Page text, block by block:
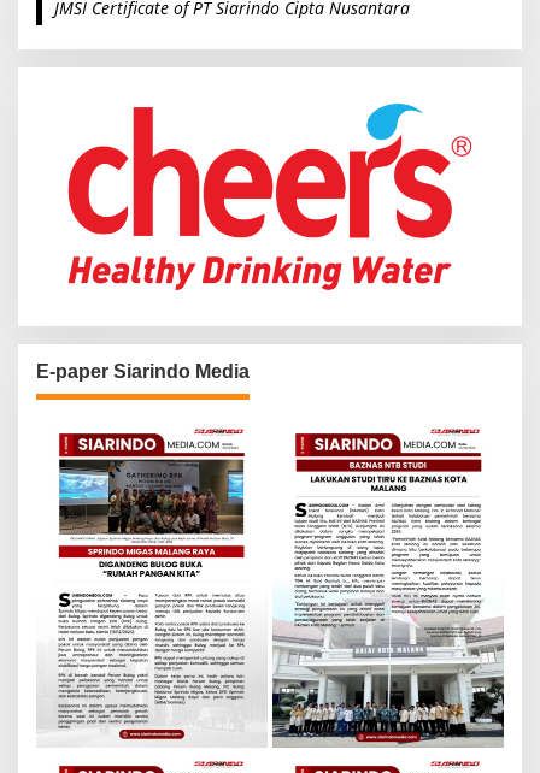
o
JMSI Certificate of PT Siarindo Cipta Nusantara
E-paper Siarindo Media